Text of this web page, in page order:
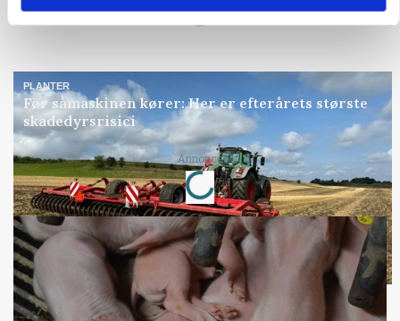
PLANTER
Før såmaskinen kører: Her er efterårets største
skadedyrsrisici
Annonce
Loading...